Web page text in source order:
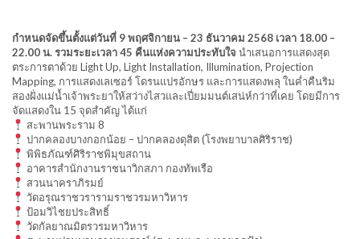
กำหนดจัดขึ้นตั้งแต่วันที่ 9 พฤศจิกายน – 23 ธันวาคม 2568 เวลา 18.00 –
22.00 น. รวมระยะเวลา 45 คืนแห่งความประทับใจ นำเสนอการแสดงสุด
ตระการตาด้วย Light Up, Light Installation, Illumination, Projection
Mapping, การแสดงเลเซอร์ โดรนแปรอักษร และการแสดงพลุ ในค่ำคืนริม
สองฝั่งแม่น้ำเจ้าพระยาให้สว่างไสวและเปี่ยมมนต์เสน่ห์กว่าที่เคย โดยมีการ
จัดแสดงใน 15 จุดสำคัญ ได้แก่
สะพานพระราม 8
ปากคลองบางกอกน้อย – ปากคลองดุสิต (โรงพยาบาลศิริราช)
พิพิธภัณฑ์ศิริราชพิมุขสถาน
อาคารสำนักงานราชนาวิกสภา กองทัพเรือ
สวนนาคราภิรมย์
วัดอรุณราชวรารามราชวรมหาวิหาร
ป้อมวิไชยประสิทธิ์
วัดกัลยาณมิตรวรมหาวิหาร